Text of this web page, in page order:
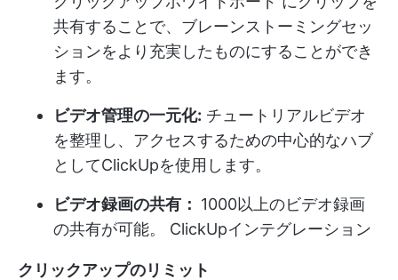
共有することで、ブレーンストーミングセッ
ションをより充実したものにすることができ
ます。
ビデオ管理の一元化: チュートリアルビデオ
を整理し、アクセスするための中心的なハブ
としてClickUpを使用します。
ビデオ録画の共有： 1000以上のビデオ録画
の共有が可能。 ClickUpインテグレーション
クリックアップのリミット